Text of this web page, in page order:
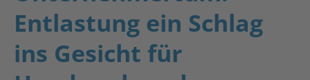
Entlastung ein Schlag
ins Gesicht für